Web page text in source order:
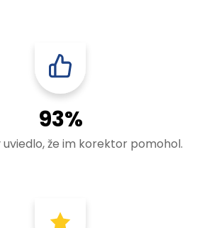
93%
uviedlo, že im korektor pomohol.